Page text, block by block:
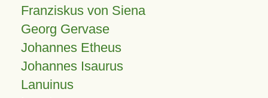
Franziskus von Siena
Georg Gervase
Johannes Etheus
Johannes Isaurus
Lanuinus